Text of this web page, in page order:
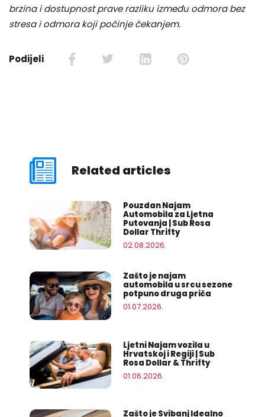
brzina i dostupnost prave razliku između odmora bez
stresa i odmora koji počinje čekanjem.
Podijeli
Related articles
Pouzdan Najam
Automobila za Ljetna
Putovanja | Sub Rosa
Dollar Thrifty
02.08.2026.
Zašto je najam
automobila u srcu sezone
potpuno druga priča
01.07.2026.
Ljetni Najam vozila u
Hrvatskoj i Regiji | Sub
Rosa Dollar & Thrifty
01.06.2026.
Zašto je Svibanj Idealno